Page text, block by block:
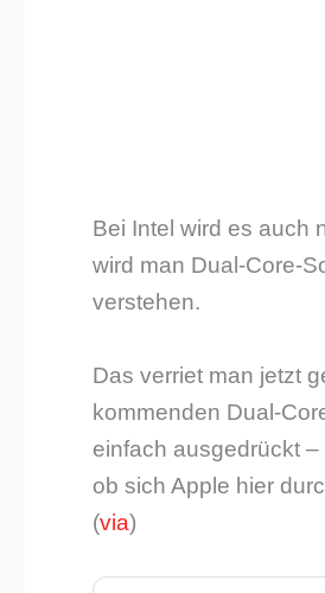
Bei Intel wird es auch
wird man Dual-Core-
verstehen.
Das verriet man jetzt
kommenden Dual-
einfach ausgedrückt
ob sich Apple hier
(via)